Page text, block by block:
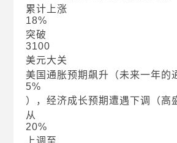
累计上涨
18%
突破
3100
美元大关
美国通胀预期飙升（未来一年的
5%
），经济成长预期遭遇下调（高
从
20%
上调至